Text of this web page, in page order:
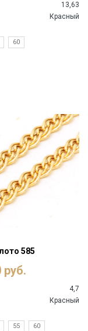
13,63
Красный
60
585
руб.
4,7
Красный
55 60